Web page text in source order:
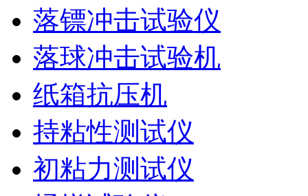
落镖冲击试验仪
落球冲击试验机
纸箱抗压机
持粘性测试仪
初粘力测试仪